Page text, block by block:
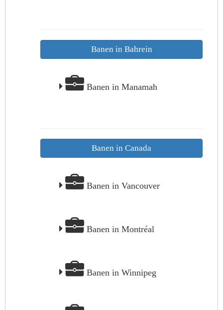
Banen in Bahrein
Banen in Manamah
Banen in Canada
Banen in Vancouver
Banen in Montréal
Banen in Winnipeg